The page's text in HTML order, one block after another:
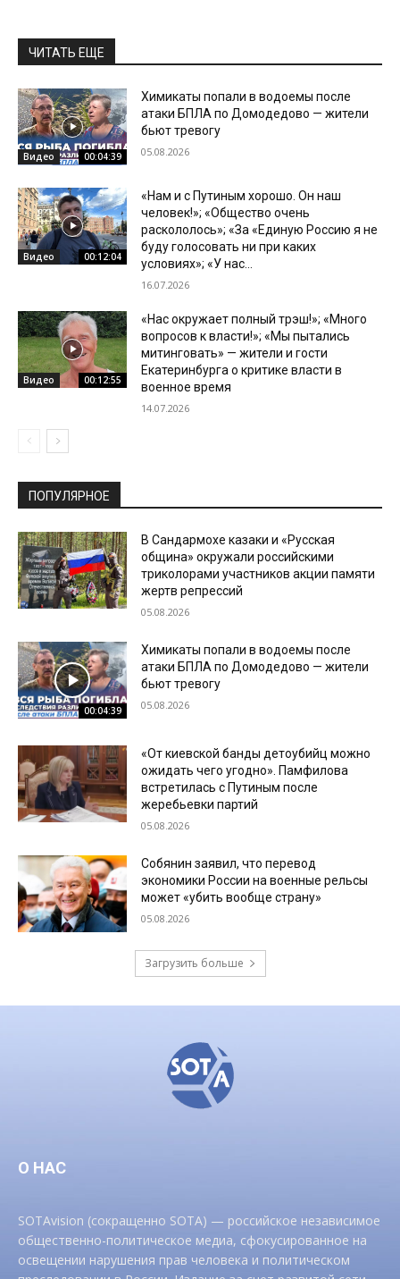
ЧИТАТЬ ЕЩЕ
Видео 00:04:39
Химикаты попали в водоемы после
атаки БПЛА по Домодедово — жители
бьют тревогу
05.08.2026
Видео 00:12:04
«Нам и с Путиным хорошо. Он наш
человек!»; «Общество очень
раскололось»; «За «Единую Россию я не
буду голосовать ни при каких
условиях»; «У нас...
16.07.2026
Видео 00:12:55
«Нас окружает полный трэш!»; «Много
вопросов к власти!»; «Мы пытались
митинговать» — жители и гости
Екатеринбурга о критике власти в
военное время
14.07.2026
ПОПУЛЯРНОЕ
В Сандармохе казаки и «Русская
община» окружали российскими
триколорами участников акции памяти
жертв репрессий
05.08.2026
00:04:39
Химикаты попали в водоемы после
атаки БПЛА по Домодедово — жители
бьют тревогу
05.08.2026
«От киевской банды детоубийц можно
ожидать чего угодно». Памфилова
встретилась с Путиным после
жеребьевки партий
05.08.2026
Собянин заявил, что перевод
экономики России на военные рельсы
может «убить вообще страну»
05.08.2026
Загрузить больше
О НАС
SOTAvision (сокращенно SOTA) — российское независимое
общественно-политическое медиа, сфокусированное на
освещении нарушения прав человека и политическом